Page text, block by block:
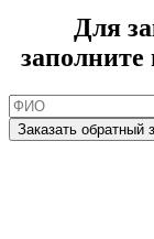
Для